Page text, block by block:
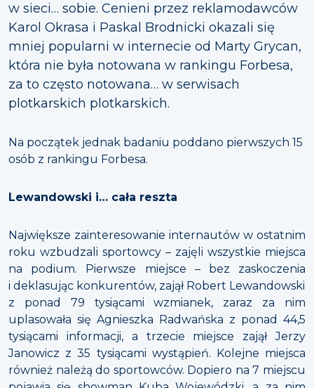
w sieci… sobie. Cenieni przez reklamodawców
Karol Okrasa i Paskal Brodnicki okazali się
mniej popularni w internecie od Marty Grycan,
która nie była notowana w rankingu Forbesa,
za to często notowana… w serwisach
plotkarskich plotkarskich.
Na początek jednak badaniu poddano pierwszych 15
osób z rankingu Forbesa.
Lewandowski i… cała reszta
Największe zainteresowanie internautów w ostatnim
roku wzbudzali sportowcy – zajęli wszystkie miejsca
na podium. Pierwsze miejsce – bez zaskoczenia
i deklasując konkurentów, zajął Robert Lewandowski
z ponad 79 tysiącami wzmianek, zaraz za nim
uplasowała się Agnieszka Radwańska z ponad 44,5
tysiącami informacji, a trzecie miejsce zajął Jerzy
Janowicz z 35 tysiącami wystąpień. Kolejne miejsca
również należą do sportowców. Dopiero na 7 miejscu